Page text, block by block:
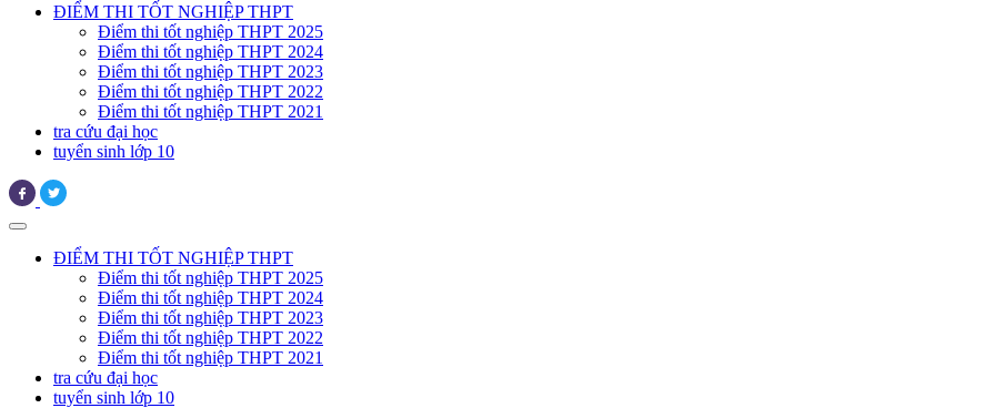
ĐIỂM THI TỐT NGHIỆP THPT
Điểm thi tốt nghiệp THPT 2025
Điểm thi tốt nghiệp THPT 2024
Điểm thi tốt nghiệp THPT 2023
Điểm thi tốt nghiệp THPT 2022
Điểm thi tốt nghiệp THPT 2021
tra cứu đại học
tuyển sinh lớp 10
ĐIỂM THI TỐT NGHIỆP THPT
Điểm thi tốt nghiệp THPT 2025
Điểm thi tốt nghiệp THPT 2024
Điểm thi tốt nghiệp THPT 2023
Điểm thi tốt nghiệp THPT 2022
Điểm thi tốt nghiệp THPT 2021
tra cứu đại học
tuyển sinh lớp 10